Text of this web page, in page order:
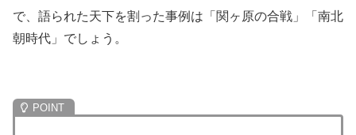
で、語られた天下を割った事例は「関ヶ原の合戦」「南北
朝時代」でしょう。